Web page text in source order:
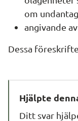
om
angivande
Dessa
Hjälpte
Ditt svar